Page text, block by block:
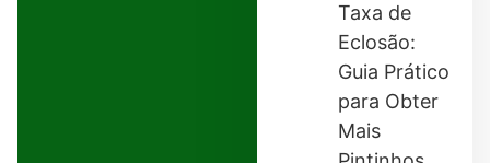
Taxa de
Eclosão:
Guia Prático
para Obter
Mais